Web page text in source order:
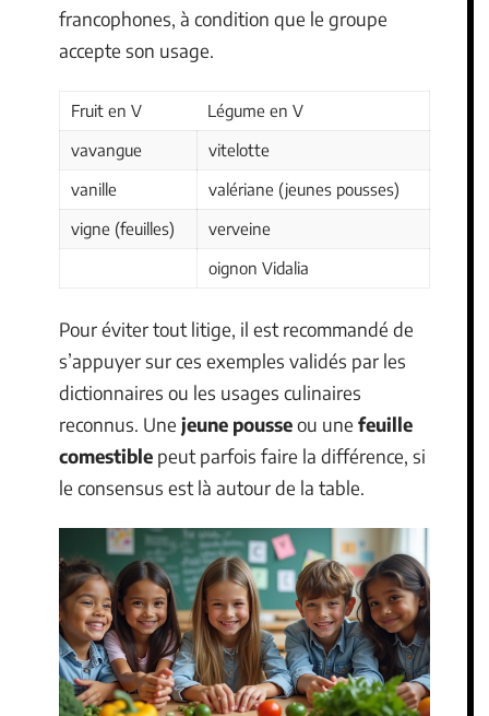
francophones, à condition que le groupe
accepte son usage.
Fruit en V
Légume en V
vavangue
vitelotte
vanille
valériane (jeunes pousses)
vigne (feuilles)
verveine
oignon Vidalia
Pour éviter tout litige, il est recommandé de
s’appuyer sur ces exemples validés par les
dictionnaires ou les usages culinaires
reconnus. Une jeune pousseou une feuille
comestible peut parfois faire la différence, si
le consensus est là autour de la table.